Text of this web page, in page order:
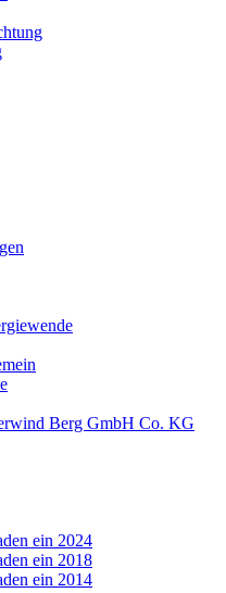
Berg GmbH Co. KG
ein 2024
ein 2018
ein 2014